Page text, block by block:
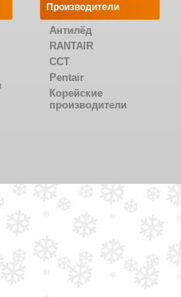
Производители
Антилёд
RANTAIR
CCT
Pentair
Корейские
производители